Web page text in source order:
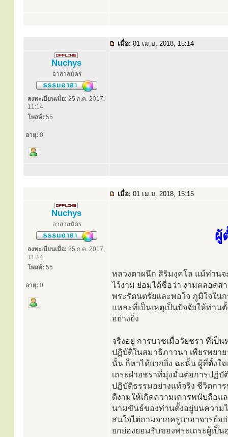
เมื่อ: 01 เม.ย. 2018, 15:14
Nuchys
อาสาสมัคร
ลงทะเบียนเมื่อ: 25 ก.ค. 2017,
11:14
โพสต์: 55
อายุ: 0
เมื่อ: 01 เม.ย. 2018, 15:15
Nuchys
อาสาสมัคร
ลงทะเบียนเมื่อ: 25 ก.ค. 2017,
11:14
โพสต์: 55
อายุ: 0
ผู้
หลวงตาผนึก สิริมงฺคโล แม้ท่านจ
ไว้งาม ย่อมได้ชื่อว่า งามตลอดส
พระรัตนตรัยและพอใจ ภูมิใจใน
แหละที่เป็นเหตุเป็นปัจจัยให้ท่าน
อย่างยิ่ง
จริงอยู่ การบวชเมื่อวัยชรา ที่เป็
ปฏิบัติในสมาธิภาวนา เพียรพยา
นั้น ก็หาได้ยากยิ่ง ฉะนั้น ผู้ที่ตั้งใ
เถระฝ่ายชราที่มุ่งมั่นต่อการปฏิบั
ปฏิบัติธรรมอย่างแท้จริง ชีวิตกา
ดีงามให้เกิดความเคารพนับถือ
นามขันธ์ของท่านตั้งอยู่บนความ
สนใจไต่ถามจากครูบาอาจารย์อ
ยกย่องยอมรับของพระเถระผู้เป็